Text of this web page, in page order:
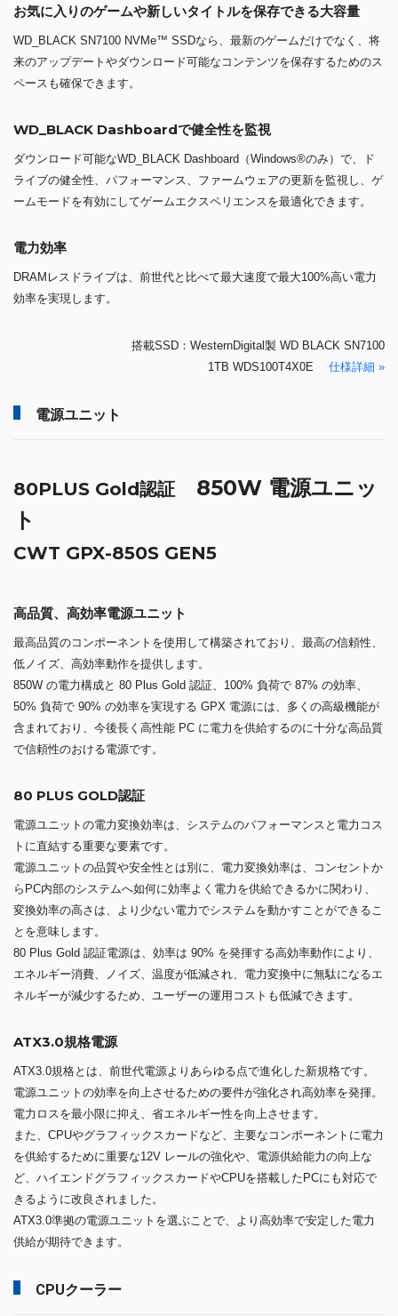
お気に入りのゲームや新しいタイトルを保存できる大容量
WD_BLACK SN7100 NVMe™ SSDなら、最新のゲームだけでなく、将
来のアップデートやダウンロード可能なコンテンツを保存するためのス
ペースも確保できます。
WD_BLACK Dashboardで健全性を監視
ダウンロード可能なWD_BLACK Dashboard（Windows®のみ）で、ド
ライブの健全性、パフォーマンス、ファームウェアの更新を監視し、ゲ
ームモードを有効にしてゲームエクスペリエンスを最適化できます。
電力効率
DRAMレスドライブは、前世代と比べて最大速度で最大100%高い電力
効率を実現します。
搭載SSD：WesternDigital製 WD BLACK SN7100
1TB WDS100T4X0E 仕様詳細 »
電源ユニット
80PLUS Gold認証 850W 電源ユニッ
ト
CWT GPX-850S GEN5
高品質、高効率電源ユニット
最高品質のコンポーネントを使用して構築されており、最高の信頼性、
低ノイズ、高効率動作を提供します。
850W の電力構成と 80 Plus Gold 認証、100% 負荷で 87% の効率、
50% 負荷で 90% の効率を実現する GPX 電源には、多くの高級機能が
含まれており、今後長く高性能 PC に電力を供給するのに十分な高品質
で信頼性のおける電源です。
80 PLUS GOLD認証
電源ユニットの電力変換効率は、システムのパフォーマンスと電力コス
トに直結する重要な要素です。
電源ユニットの品質や安全性とは別に、電力変換効率は、コンセントか
らPC内部のシステムへ如何に効率よく電力を供給できるかに関わり、
変換効率の高さは、より少ない電力でシステムを動かすことができるこ
とを意味します。
80 Plus Gold 認証電源は、効率は 90% を発揮する高効率動作により、
エネルギー消費、ノイズ、温度が低減され、電力変換中に無駄になるエ
ネルギーが減少するため、ユーザーの運用コストも低減できます。
ATX3.0規格電源
ATX3.0規格とは、前世代電源よりあらゆる点で進化した新規格です。
電源ユニットの効率を向上させるための要件が強化され高効率を発揮。
電力ロスを最小限に抑え、省エネルギー性を向上させます。
また、CPUやグラフィックスカードなど、主要なコンポーネントに電力
を供給するために重要な12V レールの強化や、電源供給能力の向上な
ど、ハイエンドグラフィックスカードやCPUを搭載したPCにも対応で
きるように改良されました。
ATX3.0準拠の電源ユニットを選ぶことで、より高効率で安定した電力
供給が期待できます。
CPUクーラー